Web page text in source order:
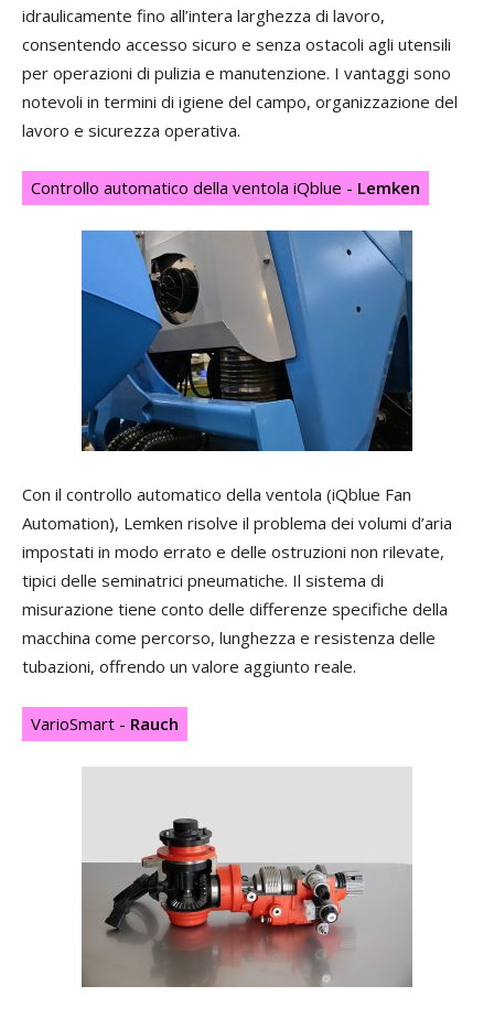
idraulicamente fino all’intera larghezza di lavoro,
consentendo accesso sicuro e senza ostacoli agli utensili
per operazioni di pulizia e manutenzione. I vantaggi sono
notevoli in termini di igiene del campo, organizzazione del
lavoro e sicurezza operativa.
Controllo automatico della ventola iQblue - Lemken
Con il controllo automatico della ventola (iQblue Fan
Automation), Lemken risolve il problema dei volumi d’aria
impostati in modo errato e delle ostruzioni non rilevate,
tipici delle seminatrici pneumatiche. Il sistema di
misurazione tiene conto delle differenze specifiche della
macchina come percorso, lunghezza e resistenza delle
tubazioni, offrendo un valore aggiunto reale.
VarioSmart - Rauch